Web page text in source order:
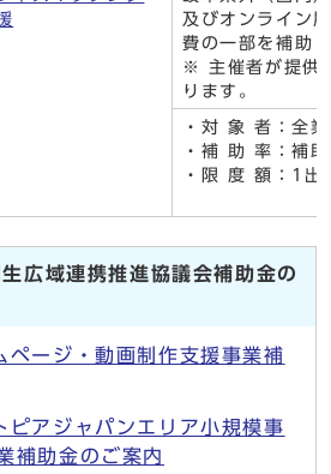
及びオンライン
費の一部を補助
※ 主催者が提供
ります。
・対 象 者：全
・補 助 率：補
・限 度 額：1出
広域連携推進協議会補助金の
ページ・動画制作支援事業補
ピアジャパンエリア小規模事
補助金のご案内